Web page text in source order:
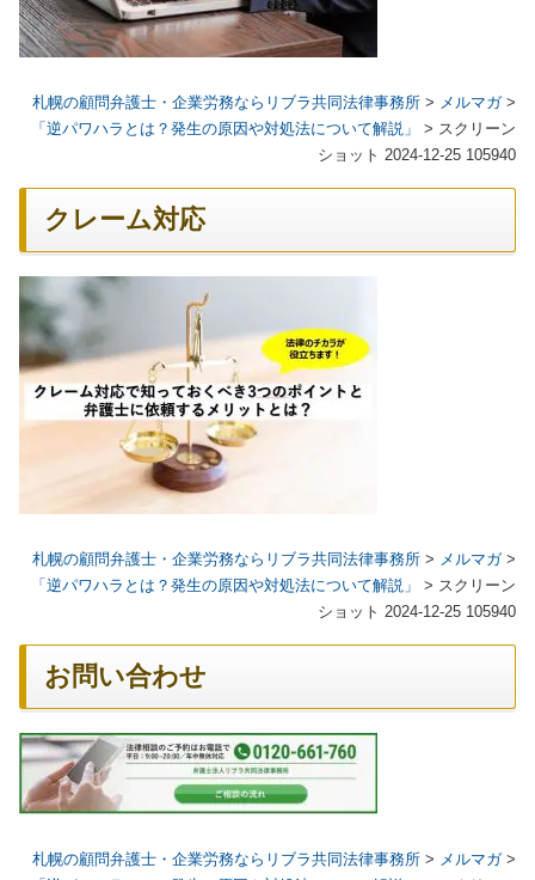
札幌の顧問弁護士・企業労務ならリブラ共同法律事務所 > メルマガ>
「逆パワハラとは？発生の原因や対処法について解説」
> スクリーン
ショット 2024-12-25 105940
クレーム対応
札幌の顧問弁護士・企業労務ならリブラ共同法律事務所 > メルマガ>
「逆パワハラとは？発生の原因や対処法について解説」
> スクリーン
ショット 2024-12-25 105940
お問い合わせ
札幌の顧問弁護士・企業労務ならリブラ共同法律事務所 > メルマガ>